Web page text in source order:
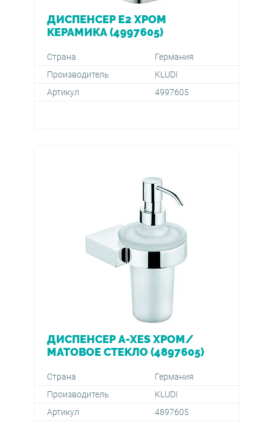
ДИСПЕНСЕР E2 ХРОМ
КЕРАМИКА (4997605)
Страна
Германия
Производитель
KLUDI
Артикул
4997605
ДИСПЕНСЕР A-XES ХРОМ/
МАТОВОЕ СТЕКЛО (4897605)
Страна
Германия
Производитель
KLUDI
Артикул
4897605